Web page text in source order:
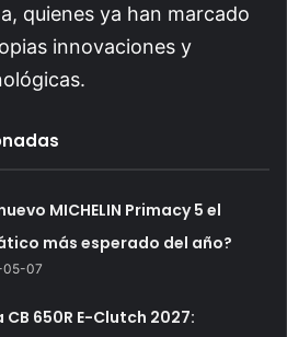
quienes ya han marcado
innovaciones y
MICHELIN Primacy 5 el
más esperado del año?
05-07
CB 650R E-Clutch 2027: